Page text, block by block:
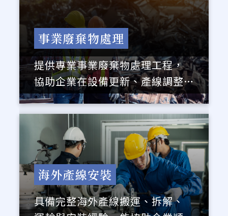
事業廢棄物處理
提供專業事業廢棄物處理工程，
協助企業在設備更新、產線調整
與廠房工程過程中，完成安全、
合法且有效率的廢棄物處理作
業。
海外產線安裝
具備完整海外產線搬運、拆解、